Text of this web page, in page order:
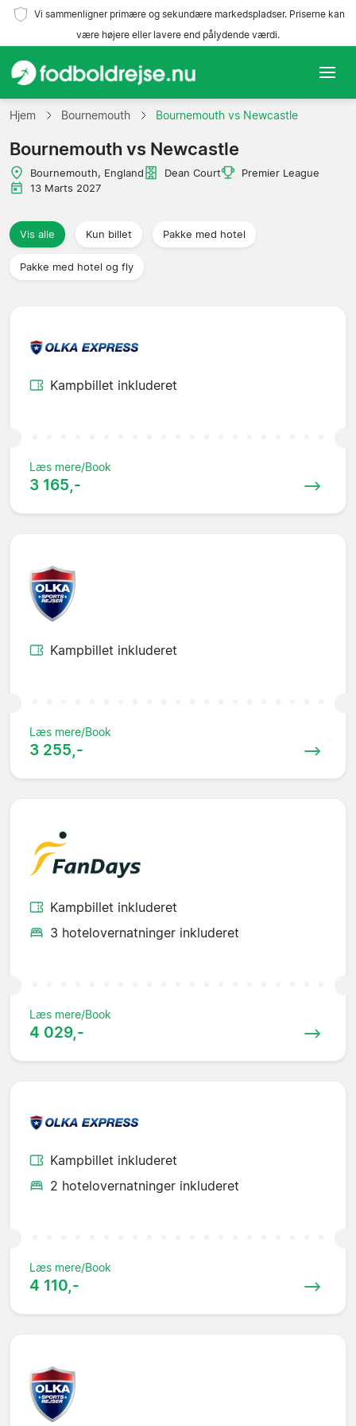
Vi sammenligner primære og sekundære markedspladser. Priserne kan
være højere eller lavere end pålydende værdi.
Hjem
Hold
Ligaer
Rejsebureauer
Hjem Bournemouth Bournemouth vs Newcastle
Bournemouth vs Newcastle
Bournemouth, England Dean Court
Premier League
13 Marts 2027
Vis alle Kun billet Pakke med hotel
Pakke med hotel og fly
Kampbillet inkluderet
Læs mere/Book
3 165,-
Kampbillet inkluderet
Læs mere/Book
3 255,-
Kampbillet inkluderet
3 hotelovernatninger inkluderet
Læs mere/Book
4 029,-
Kampbillet inkluderet
2 hotelovernatninger inkluderet
Læs mere/Book
4 110,-